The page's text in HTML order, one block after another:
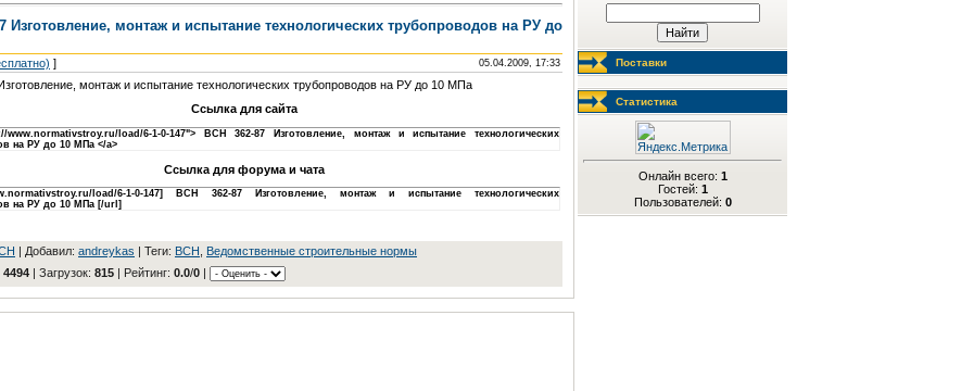
Изготовление, монтаж и испытание технологических трубопроводов на РУ до
] 05.04.2009, 17:33
монтаж и испытание технологических трубопроводов на РУ до 10 МПа
Ссылка для сайта
www.normativstroy.ru/load/6-1-0-147"> ВСН 362-87 Изготовление, монтаж и испытание технологических
на РУ до 10 МПа </a>
Ссылка для форума и чата
load/6-1-0-147] ВСН 362-87 Изготовление, монтаж и испытание технологических
на РУ до 10 МПа [/url]
| Добавил: andreykas | Теги: BCH
Ведомственные строительные нормы
4494 | Загрузок: 815 | Рейтинг: 0.0/0 |
Поставки
Статистика
Онлайн всего: 1
Гостей: 1
Пользователей: 0